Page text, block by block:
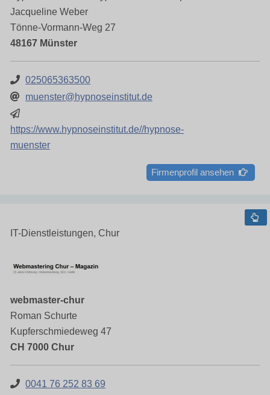
Jacqueline Weber
Tönne-Vormann-Weg 27
48167 Münster
025065363500
muenster@hypnoseinstitut.de
https://www.hypnoseinstitut.de//hypnose-
muenster
Firmenprofil ansehen
IT-Dienstleistungen, Chur
webmaster-chur
Roman Schurte
Kupferschmiedeweg 47
CH 7000 Chur
0041 76 252 83 69